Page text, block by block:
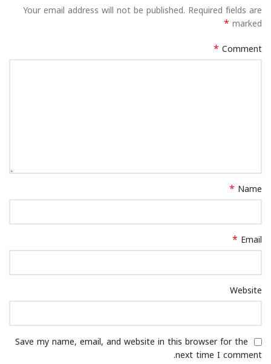
Your email address will not be published. Required fields are
marked
*
Comment
*
Name
*
Email
*
Website
Save my name, email, and website in this browser for the
next time I comment.